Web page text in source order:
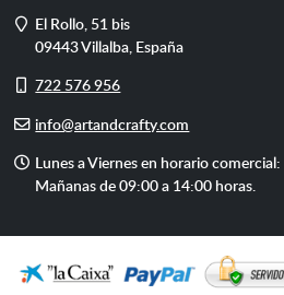
Dirección
El Rollo, 51 bis
09443Villalba España
Móvil
722 576 956
E-info@artandcrafty.com
Horario
de
Lunes a Viernes en horario comercial:
Mañanas de 09:00 a 14:00 horas.